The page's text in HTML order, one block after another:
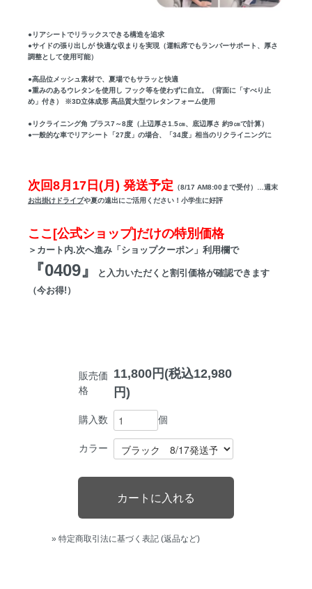
●リアシートでリラックスできる構造を追求
●サイドの張り出しが 快適な収まりを実現（運転席でもランバーサポート、厚さ
調整として使用可能）
●高品位メッシュ素材で、夏場でもサラッと快適
●重みのあるウレタンを使用し フック等を使わずに自立。（背面に「すべり止
め」付き） ※3D立体成形 高品質大型ウレタンフォーム使用
●リクライニング角 プラス7～8度（上辺厚さ1.5㎝、底辺厚さ 約9㎝で計算）
●一般的な車でリアシート「27度」の場合、「34度」相当のリクライニングに
次回8月17日(月) 発送予定 （8/17 AM8:00まで受付）…週末
お出掛けドライブや夏の遠出にご活用ください！小学生に好評
ここ[公式ショップ]だけの特別価格
＞カート内.次へ進み「ショップクーポン」利用欄で
『0409』
と入力いただくと割引価格が確認できます
（今お得!）
販売価
格
11,800円(税込12,980
円)
購入数 個
カラー
» 特定商取引法に基づく表記 (返品など)